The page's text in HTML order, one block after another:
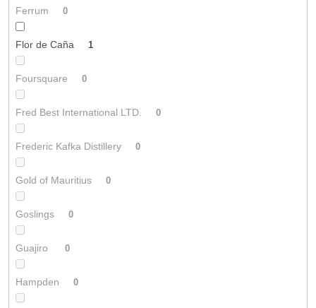
Ferrum 0
Flor de Caña 1
Foursquare 0
Fred Best International LTD. 0
Frederic Kafka Distillery 0
Gold of Mauritius 0
Goslings 0
Guajiro 0
Hampden 0